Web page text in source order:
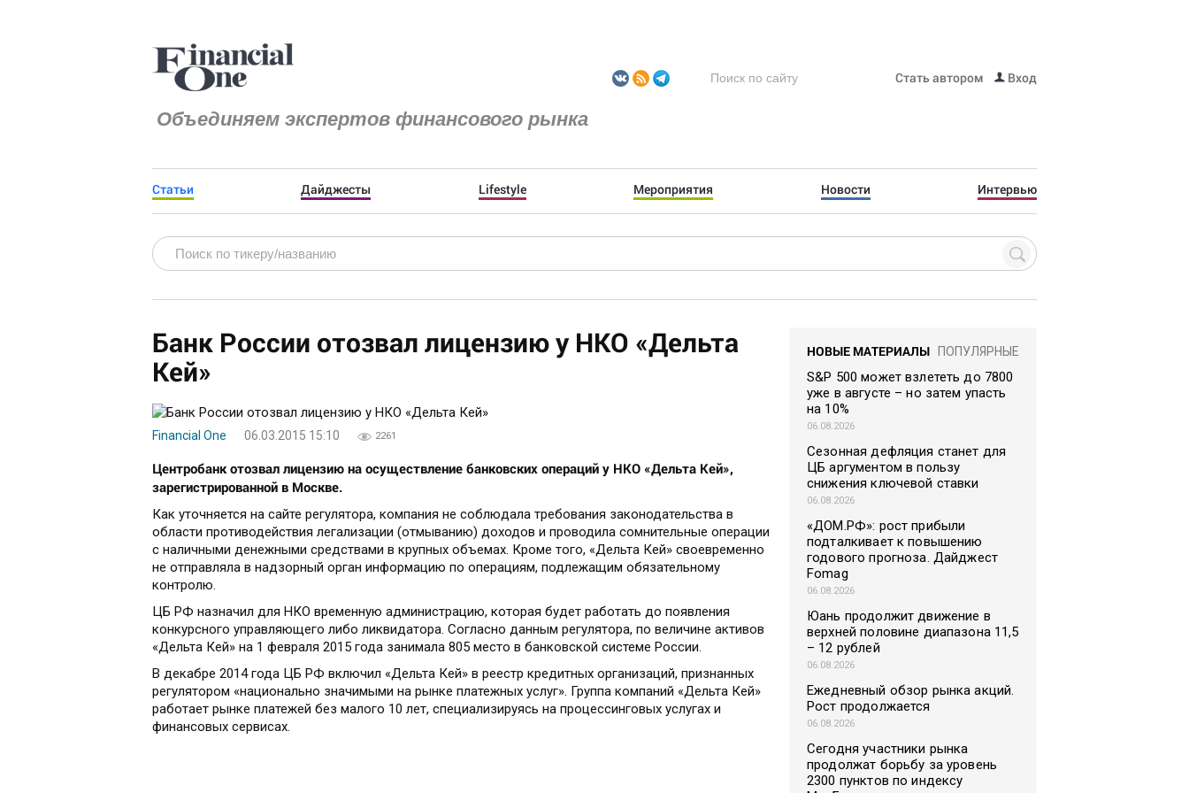
Объединяем экспертов финансового рынка
Стать автором Вход
Статьи Дайджесты Lifestyle Мероприятия Новости Интервью
Банк России отозвал лицензию у НКО «Дельта
Кей»
Financial One 06.03.2015 15:10 2261
Центробанк отозвал лицензию на осуществление банковских операций у НКО «Дельта Кей»,
зарегистрированной в Москве.
Как уточняется на сайте регулятора, компания не соблюдала требования законодательства в
области противодействия легализации (отмыванию) доходов и проводила сомнительные операции
с наличными денежными средствами в крупных объемах. Кроме того, «Дельта Кей» своевременно
не отправляла в надзорный орган информацию по операциям, подлежащим обязательному
контролю.
ЦБ РФ назначил для НКО временную администрацию, которая будет работать до появления
конкурсного управляющего либо ликвидатора. Согласно данным регулятора, по величине активов
«Дельта Кей» на 1 февраля 2015 года занимала 805 место в банковской системе России.
В декабре 2014 года ЦБ РФ включил «Дельта Кей» в реестр кредитных организаций, признанных
регулятором «национально значимыми на рынке платежных услуг». Группа компаний «Дельта Кей»
работает рынке платежей без малого 10 лет, специализируясь на процессинговых услугах и
финансовых сервисах.
НОВЫЕ МАТЕРИАЛЫ ПОПУЛЯРНЫЕ
S&P 500 может взлететь до 7800
уже в августе – но затем упасть
на 10%
06.08.2026
Сезонная дефляция станет для
ЦБ аргументом в пользу
снижения ключевой ставки
06.08.2026
«ДОМ.РФ»: рост прибыли
подталкивает к повышению
годового прогноза. Дайджест
Fomag
06.08.2026
Юань продолжит движение в
верхней половине диапазона 11,5
– 12 рублей
06.08.2026
Ежедневный обзор рынка акций.
Рост продолжается
06.08.2026
Сегодня участники рынка
продолжат борьбу за уровень
2300 пунктов по индексу